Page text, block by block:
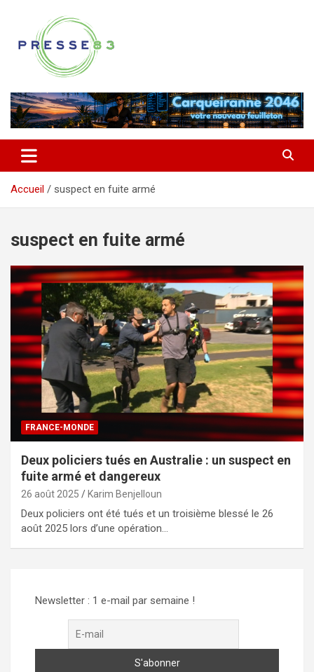
contenu
Presse 83
Accueil suspect en fuite armé
suspect en fuite armé
FRANCE-MONDE
Deux policiers tués en Australie : un suspect en
fuite armé et dangereux
26 août 2025 Karim Benjelloun
Deux policiers ont été tués et un troisième blessé le 26
août 2025 lors d’une opération…
Newsletter : 1 e-mail par semaine !